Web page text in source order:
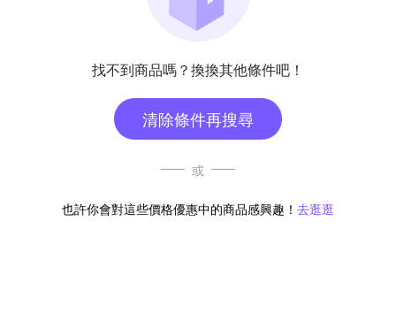
找不到商品嗎？換換其他條件吧！
清除條件再搜尋
或
也許你會對這些價格優惠中的商品感興趣！ 去逛逛